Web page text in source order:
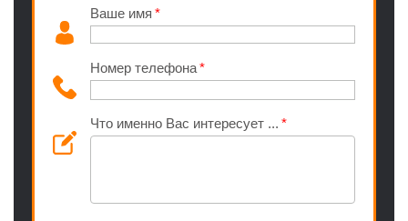
Ваше имя
Номер телефона
Что именно Вас интересует ...